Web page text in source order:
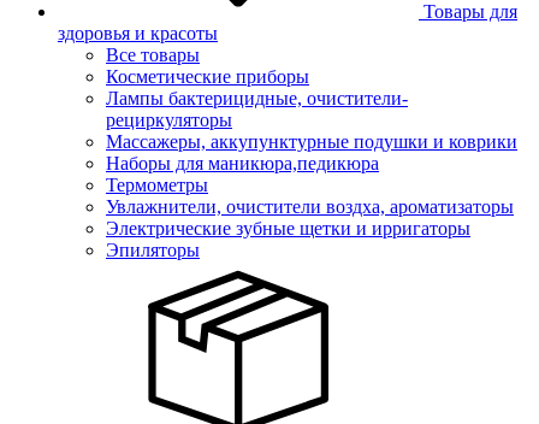
Товары для
здоровья и красоты
Все товары
Косметические приборы
Лампы бактерицидные, очистители-
рециркуляторы
Массажеры, аккупунктурные подушки и коврики
Наборы для маникюра,педикюра
Термометры
Увлажнители, очистители воздха, ароматизаторы
Электрические зубные щетки и ирригаторы
Эпиляторы